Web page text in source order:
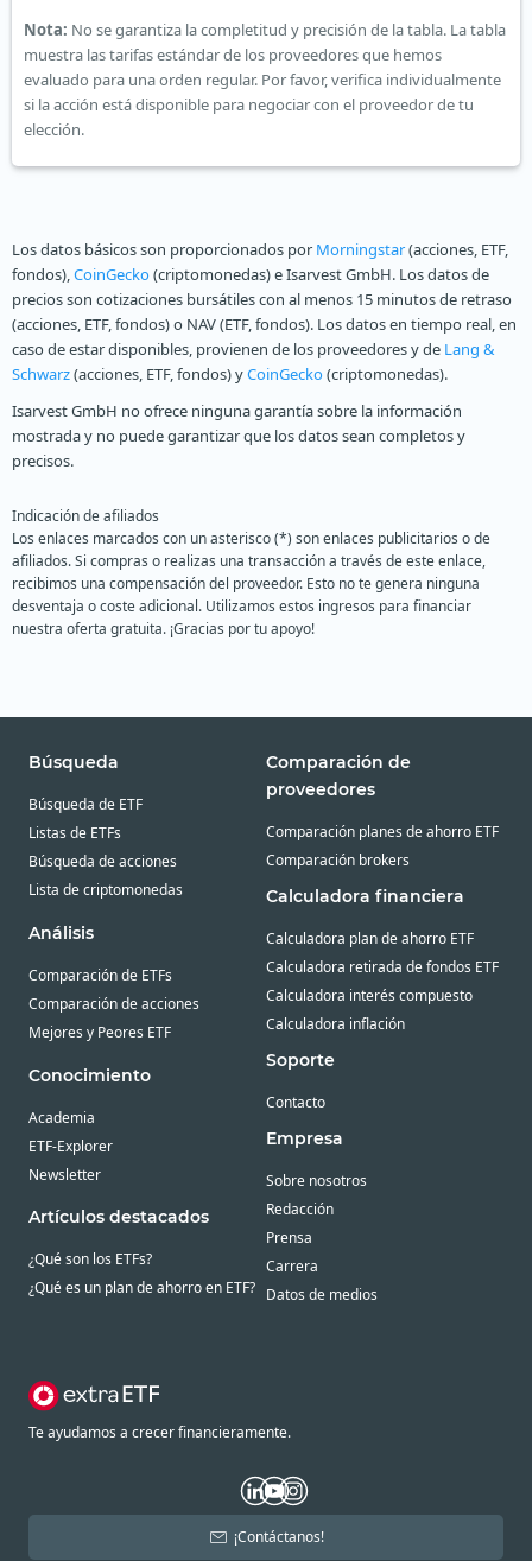
Nota: No se garantiza la completitud y precisión de la tabla. La tabla
muestra las tarifas estándar de los proveedores que hemos
evaluado para una orden regular. Por favor, verifica individualmente
si la acción está disponible para negociar con el proveedor de tu
elección.
Los datos básicos son proporcionados por Morningstar(acciones, ETF,
fondos),CoinGecko(criptomonedas) e Isarvest GmbH. Los datos de
precios son cotizaciones bursátiles con al menos 15 minutos de retraso
(acciones, ETF, fondos) o NAV (ETF, fondos). Los datos en tiempo real, en
caso de estar disponibles, provienen de los proveedores y de Lang &
Schwarz(acciones, ETF, fondos) yCoinGecko(criptomonedas).
Isarvest GmbH no ofrece ninguna garantía sobre la información
mostrada y no puede garantizar que los datos sean completos y
precisos.
Indicación de afiliados
Los enlaces marcados con un asterisco (*) son enlaces publicitarios o de
afiliados. Si compras o realizas una transacción a través de este enlace,
recibimos una compensación del proveedor. Esto no te genera ninguna
desventaja o coste adicional. Utilizamos estos ingresos para financiar
nuestra oferta gratuita. ¡Gracias por tu apoyo!
Búsqueda
Búsqueda de ETF
Listas de ETFs
Búsqueda de acciones
Lista de criptomonedas
Análisis
Comparación de ETFs
Comparación de acciones
Mejores y Peores ETF
Conocimiento
Academia
ETF-Explorer
Newsletter
Artículos destacados
¿Qué son los ETFs?
¿Qué es un plan de ahorro en ETF?
Comparación de
proveedores
Comparación planes de ahorro ETF
Comparación brokers
Calculadora financiera
Calculadora plan de ahorro ETF
Calculadora retirada de fondos ETF
Calculadora interés compuesto
Calculadora inflación
Soporte
Contacto
Empresa
Sobre nosotros
Redacción
Prensa
Carrera
Datos de medios
Te ayudamos a crecer financieramente.
¡Contáctanos!